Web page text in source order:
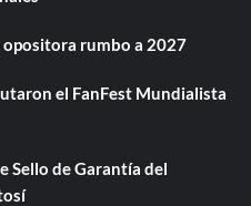
rumbo a 2027
el FanFest Mundialista
Sello de Garantía del